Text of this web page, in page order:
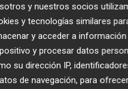
suministros ... En fin,
nos preocupa.
y en ponernos
ha expuesto.
y nuestros socios
y tecnologías similares
y acceder a
y procesar datos
su dirección IP,
de navegación, para